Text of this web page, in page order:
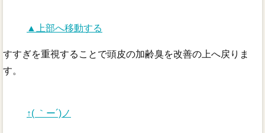
▲上部へ移動する
すすぎを重視することで頭皮の加齢臭を改善の上へ戻りま
す。
↑( ｀ー´)ノ